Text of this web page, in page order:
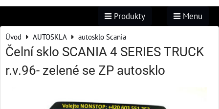
Produkty Menu
Úvod AUTOSKLA autosklo Scania
Čelní sklo SCANIA 4 SERIES TRUCK
r.v.96- zelené se ZP autosklo